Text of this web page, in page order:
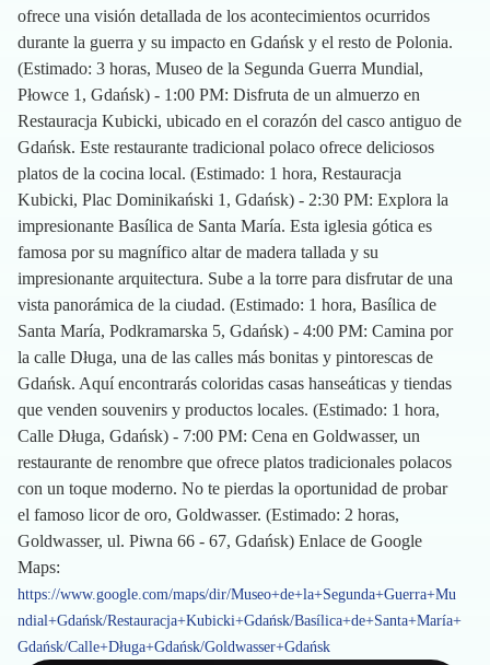
ofrece una visión detallada de los acontecimientos ocurridos
durante la guerra y su impacto en Gdańsk y el resto de Polonia.
(Estimado: 3 horas, Museo de la Segunda Guerra Mundial,
Płowce 1, Gdańsk) - 1:00 PM: Disfruta de un almuerzo en
Restauracja Kubicki, ubicado en el corazón del casco antiguo de
Gdańsk. Este restaurante tradicional polaco ofrece deliciosos
platos de la cocina local. (Estimado: 1 hora, Restauracja
Kubicki, Plac Dominikański 1, Gdańsk) - 2:30 PM: Explora la
impresionante Basílica de Santa María. Esta iglesia gótica es
famosa por su magnífico altar de madera tallada y su
impresionante arquitectura. Sube a la torre para disfrutar de una
vista panorámica de la ciudad. (Estimado: 1 hora, Basílica de
Santa María, Podkramarska 5, Gdańsk) - 4:00 PM: Camina por
la calle Długa, una de las calles más bonitas y pintorescas de
Gdańsk. Aquí encontrarás coloridas casas hanseáticas y tiendas
que venden souvenirs y productos locales. (Estimado: 1 hora,
Calle Długa, Gdańsk) - 7:00 PM: Cena en Goldwasser, un
restaurante de renombre que ofrece platos tradicionales polacos
con un toque moderno. No te pierdas la oportunidad de probar
el famoso licor de oro, Goldwasser. (Estimado: 2 horas,
Goldwasser, ul. Piwna 66 - 67, Gdańsk) Enlace de Google
Maps:
https://www.google.com/maps/dir/Museo+de+la+Segunda+Guerra+Mu
ndial+Gdańsk/Restauracja+Kubicki+Gdańsk/Basílica+de+Santa+María+
Gdańsk/Calle+Długa+Gdańsk/Goldwasser+Gdańsk